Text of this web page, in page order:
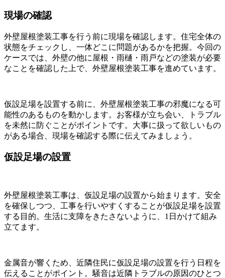
現場の確認
外壁屋根塗装工事を行う前に現場を確認します。住宅全体の
状態をチェックし、一体どこに問題があるかを把握。今回の
ケースでは、外壁の他に屋根・雨樋・雨戸などの塗装が必要
なことを確認した上で、外壁屋根塗装工事を進めています。
仮設足場を設置する前に、外壁屋根塗装工事の邪魔になる可
能性のあるものを動かします。お客様が立ち会い、トラブル
を未然に防ぐことがポイントです。大事に扱って欲しいもの
がある場合、現場を確認する際に伝えてみましょう。
仮設足場の設置
外壁屋根塗装工事は、仮設足場の設置から始まります。安全
を確保しつつ、工事を行いやすくすることが仮設足場を設置
する目的。生活に支障をきたさないように、1日かけて組み
立てます。
金属音が響くため、近隣住民に仮設足場の設置を行う日程を
伝えることがポイント。騒音は近隣トラブルの原因のひとつ